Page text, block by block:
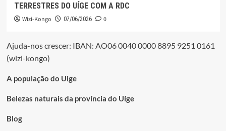
TERRESTRES DO UÍGE COM A RDC
Wizi-Kongo 07/06/2026 0
Ajuda-nos crescer: IBAN: AO06 0040 0000 8895 9251 0161
(wizi-kongo)
A população do Uige
Belezas naturais da província do Uíge
Blog